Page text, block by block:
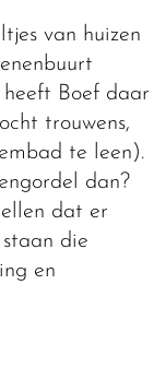
van huizen
Boef daar
trouwens,
te leen).
dan?
dat er
die
en